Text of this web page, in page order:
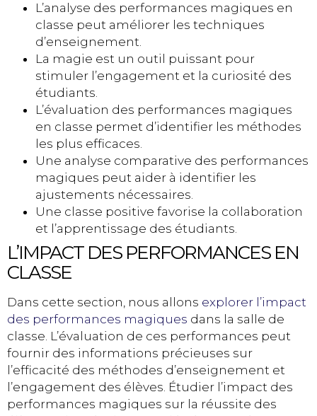
L’analyse des performances magiques en
classe peut améliorer les techniques
d’enseignement.
La magie est un outil puissant pour
stimuler l’engagement et la curiosité des
étudiants.
L’évaluation des performances magiques
en classe permet d’identifier les méthodes
les plus efficaces.
Une analyse comparative des performances
magiques peut aider à identifier les
ajustements nécessaires.
Une classe positive favorise la collaboration
et l’apprentissage des étudiants.
L’IMPACT DES PERFORMANCES EN
CLASSE
Dans cette section, nous allons explorer l’impact
des performances magiques dans la salle de
classe. L’évaluation de ces performances peut
fournir des informations précieuses sur
l’efficacité des méthodes d’enseignement et
l’engagement des élèves. Étudier l’impact des
performances magiques sur la réussite des